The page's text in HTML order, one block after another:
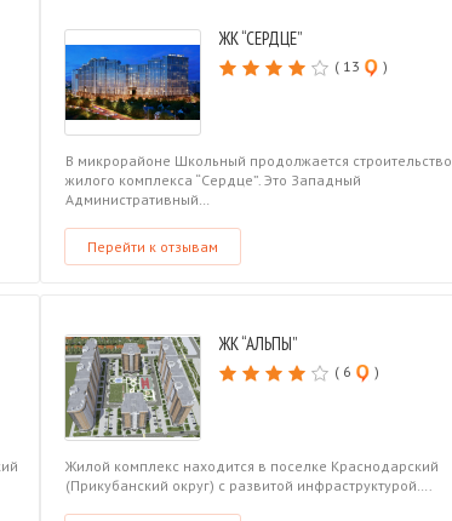
ЖК “СЕРДЦЕ”
( 13 )
В микрорайоне Школьный продолжается строительство
жилого комплекса “Сердце”. Это Западный
Административный…
Перейти к отзывам
ЖК “АЛЬПЫ”
( 6 )
Жилой комплекс находится в поселке Краснодарский
(Прикубанский округ) с развитой инфраструктурой….